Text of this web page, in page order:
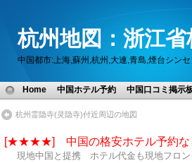
杭州地図：浙江
中国都市:上海,蘇州,杭州,大連,青島,煙台シン
Home 中国ホテル予約 中国口コミ掲示
杭州霊隐寺(灵隐寺)付近周辺の地図
[★★★★] 中国の格安ホテル予約な
現地中国と提携 ホテル代金も現地フロン